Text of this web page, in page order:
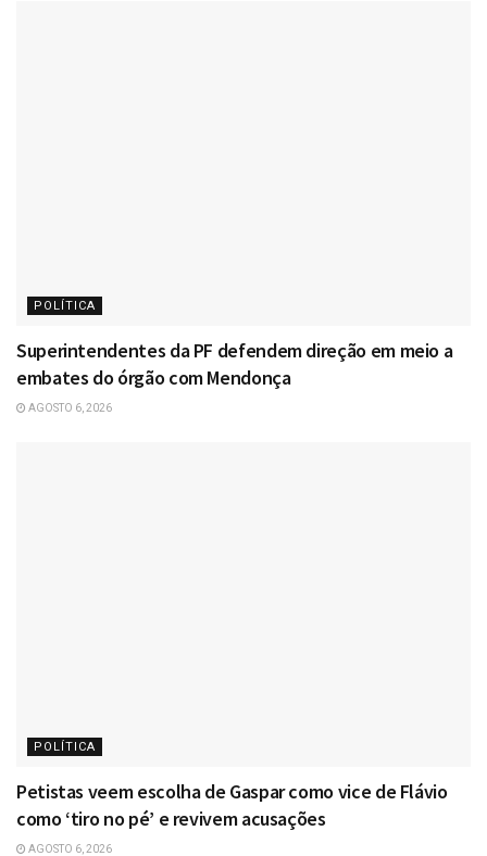
POLÍTICA
Superintendentes da PF defendem direção em meio a
embates do órgão com Mendonça
AGOSTO 6, 2026
POLÍTICA
Petistas veem escolha de Gaspar como vice de Flávio
como ‘tiro no pé’ e revivem acusações
AGOSTO 6, 2026